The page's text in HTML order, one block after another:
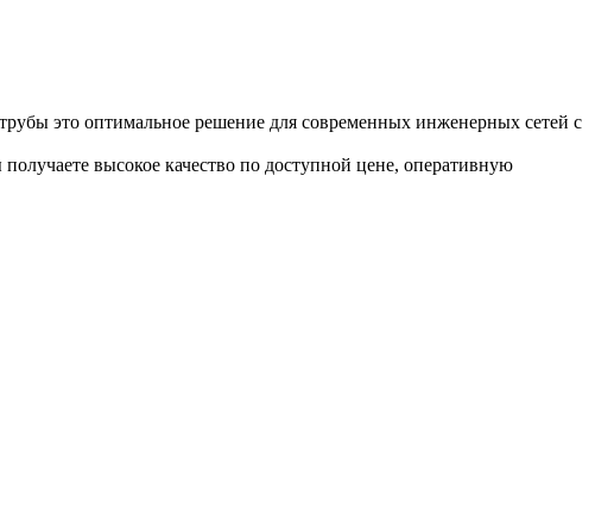
это оптимальное решение для современных инженерных сетей с
высокое качество по доступной цене, оперативную